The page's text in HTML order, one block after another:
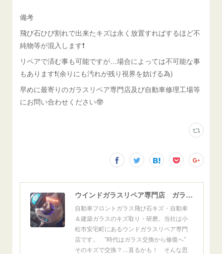
備考
飛び石ひび割れで出来たキズは永く放置すればするほど不
純物等が混入します❗️
リペアで済む事も可能ですが…場合によっては不可能な事
もあります❗️(余りにも汚れが残り視界を妨げる為)
早めに最寄りのガラスリペア専門店及び自動車修理工場等
にお問い合わせください🤓
ウインドガラスリペア専門店 ガラスリペア・ヨシダ グラスウェルドジャパン 正規施工店 小松市
自動車フロントガラス飛び石キズ・自動車
＆建築ガラスのキズ取り・研磨。当社は小
松市安宅町にあるウンドガラスリペア専門
店です。 ”時代はガラス交換から修復へ”
そのキズで交換？…直るかも！ そんな思